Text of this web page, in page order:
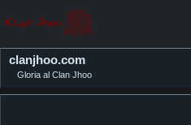
clanjhoo.com
Gloria al Clan Jhoo